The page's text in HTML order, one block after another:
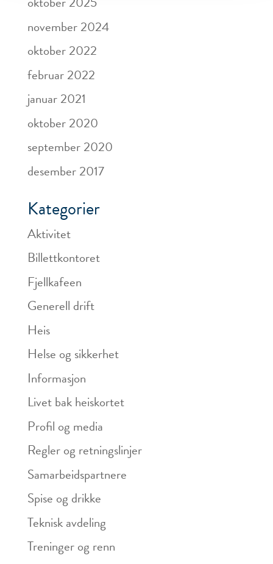
november 2024
oktober 2022
februar 2022
januar 2021
oktober 2020
september 2020
desember 2017
Kategorier
Aktivitet
Billettkontoret
Fjellkafeen
Generell drift
Heis
Helse og sikkerhet
Informasjon
Livet bak heiskortet
Profil og media
Regler og retningslinjer
Samarbeidspartnere
Spise og drikke
Teknisk avdeling
Treninger og renn